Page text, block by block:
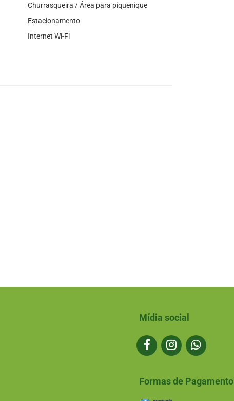
Churrasqueira / Área para piquenique
Estacionamento
Internet Wi-Fi
Mídia social
Formas de Pagamento